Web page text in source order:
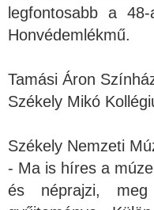
legfontosabb a
Honvédemlékmű.
Tamási Áron
Székely Mikó
Székely Nemzeti
- Ma is híres a
és néprajzi, meg